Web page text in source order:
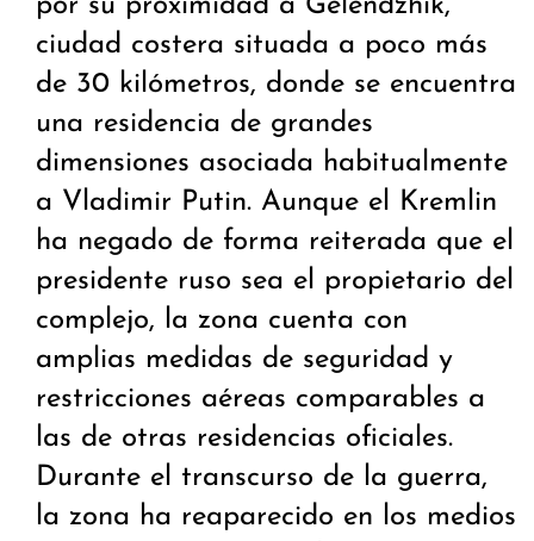
por su proximidad a Gelendzhik,
ciudad costera situada a poco más
de 30 kilómetros, donde se encuentra
una residencia de grandes
dimensiones asociada habitualmente
a Vladimir Putin. Aunque el Kremlin
ha negado de forma reiterada que el
presidente ruso sea el propietario del
complejo, la zona cuenta con
amplias medidas de seguridad y
restricciones aéreas comparables a
las de otras residencias oficiales.
Durante el transcurso de la guerra,
la zona ha reaparecido en los medios